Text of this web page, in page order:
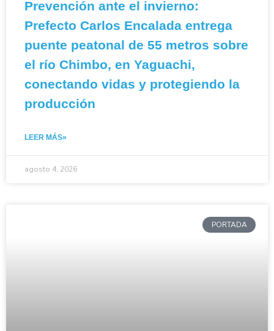
Prevención ante el invierno:
Prefecto Carlos Encalada entrega
puente peatonal de 55 metros sobre
el río Chimbo, en Yaguachi,
conectando vidas y protegiendo la
producción
LEER MÁS»
agosto 4, 2026
PORTADA